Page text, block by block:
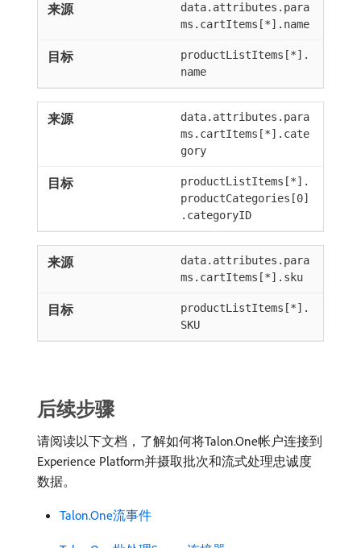
data.attributes.para
ms.cartItems[*].name
productListItems[*].
name
data.attributes.para
ms.cartItems[*].cate
gory
productListItems[*].
productCategories[0]
.categoryID
data.attributes.para
ms.cartItems[*].sku
productListItems[*].
SKU
后续步骤
请阅读以下文档，了解如何将Talon.One帐户连接到
Experience Platform并摄取批次和流式处理忠诚度
数据。
Talon.One流事件